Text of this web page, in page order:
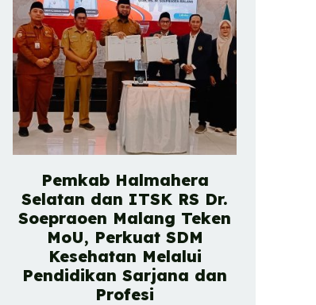
Pemkab Halmahera
Selatan dan ITSK RS Dr.
Soepraoen Malang Teken
MoU, Perkuat SDM
Kesehatan Melalui
Pendidikan Sarjana dan
Profesi